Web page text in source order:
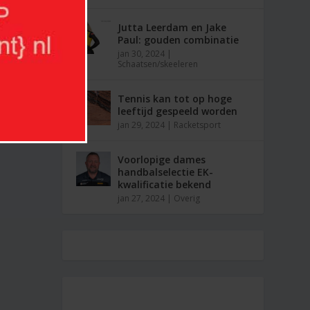
Jutta Leerdam en Jake
Paul: gouden combinatie
jan 30, 2024
Schaatsen/skeeleren
Tennis kan tot op hoge
leeftijd gespeeld worden
jan 29, 2024 Racketsport
Voorlopige dames
handbalselectie EK-
kwalificatie bekend
jan 27, 2024 Overig